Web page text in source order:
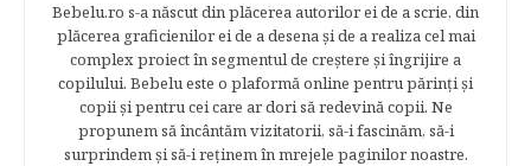
Bebelu.ro s-a născut din plăcerea autorilor ei de a scrie, din
plăcerea graficienilor ei de a desena şi de a realiza cel mai
complex proiect în segmentul de creştere şi îngrijire a
copilului. Bebelu este o plaformă online pentru părinţi şi
copii şi pentru cei care ar dori să redevină copii. Ne
propunem să încântăm vizitatorii, să-i fascinăm, să-i
surprindem şi să-i reţinem în mrejele paginilor noastre.​